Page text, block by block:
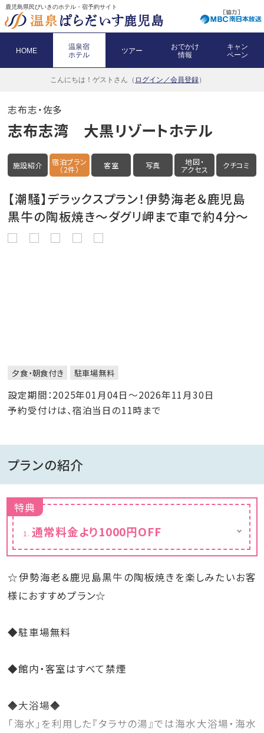
鹿児島県民びいきのホテル・宿予約サイト
HOME
温泉宿
ホテル
ツアー
おでかけ
情報
キャン
ペーン
こんにちは！ ゲストさん（ ログイン／会員登録）
志布志・佐多
志布志湾 大黒リゾートホテル
施設紹介 宿泊プラン
（2件） 客室 写真 地図・
アクセス クチコミ
【潮騒】デラックスプラン！伊勢海老＆鹿児島
黒牛の陶板焼き～ダグリ岬まで車で約4分～
夕食・朝食付き 駐車場無料
設定期間：2025年01月04日～2026年11月30日
予約受付けは、宿泊当日の11時まで
プランの紹介
特典
通常料金より1000円OFF
カレンダーは割引後の金額を表示しておりま
す。
☆伊勢海老＆鹿児島黒牛の陶板焼きを楽しみたいお客
様におすすめプラン☆
◆駐車場無料
◆館内・客室はすべて禁煙
◆大浴場◆
「海水」を利用した『タラサの湯』では海水大浴場・海水